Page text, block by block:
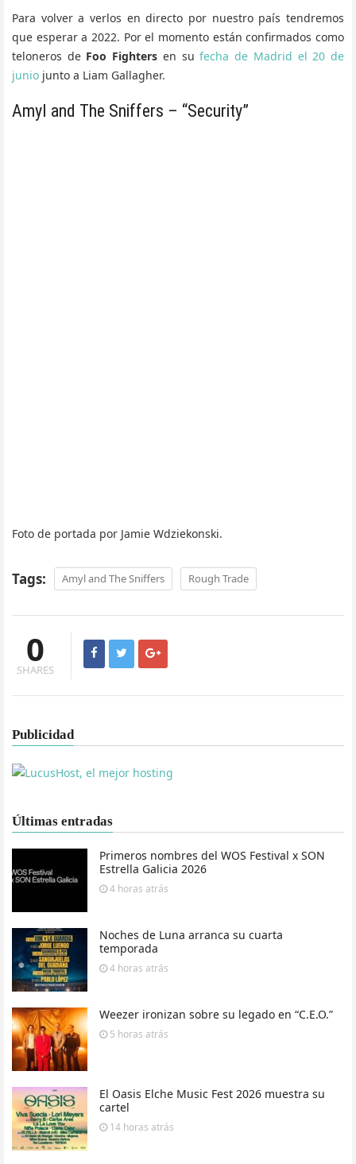
Para volver a verlos en directo por nuestro país tendremos
que esperar a 2022. Por el momento están confirmados como
teloneros de Foo Fighters en sufecha de Madrid el 20 de
junio junto a Liam Gallagher.
Amyl and The Sniffers – “Security”
Foto de portada por Jamie Wdziekonski.
Tags: Amyl and The Sniffers Rough Trade
0
SHARES
Publicidad
Últimas entradas
Primeros nombres del WOS Festival x SON
Estrella Galicia 2026
4 horas atrás
Noches de Luna arranca su cuarta
temporada
4 horas atrás
Weezer ironizan sobre su legado en “C.E.O.”
5 horas atrás
El Oasis Elche Music Fest 2026 muestra su
cartel
14 horas atrás